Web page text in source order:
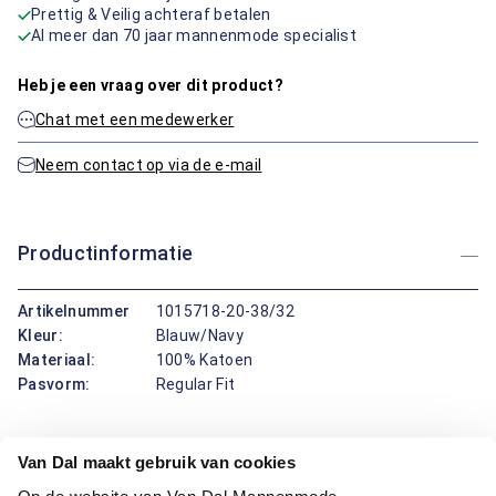
Van Dal maakt gebruik van cookies
Prettig & Veilig achteraf betalen
Al meer dan 70 jaar mannenmode specialist
Heb je een vraag over dit product?
Chat met een medewerker
Neem contact op via de e-mail
Productinformatie
Artikelnummer
1015718-20-38/32
Kleur:
Blauw/Navy
Materiaal:
100% Katoen
Pasvorm:
Regular Fit
nette uitstraling. Dankzij de regular fit pasvorm biedt de